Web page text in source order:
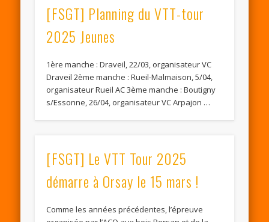
[FSGT] Planning du VTT-tour
2025 Jeunes
1ère manche : ​Draveil, 22/03, ​organisateur VC
Draveil 2ème manche : ​Rueil-Malmaison, 5/04, ​
organisateur Rueil AC ​3ème manche : ​Boutigny
s/Essonne, 26/04, ​organisateur VC Arpajon …
[FSGT] Le VTT Tour 2025
démarre à Orsay le 15 mars !
Comme les années précédentes, l’épreuve